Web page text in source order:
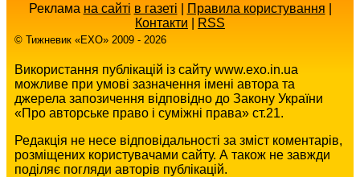
Реклама на сайті в газеті Правила користування
Контакти
RSS
© Тижневик «EХO» 2009 - 2026
Використання публікацій із сайту www.exo.in.ua
можливе при умові зазначення імені автора та
джерела запозичення відповідно до Закону України
«Про авторське право і суміжні права» ст.21.
Редакція не несе відповідальності за зміст коментарів,
розміщених користувачами сайту. А також не завжди
поділяє погляди авторів публікацій.